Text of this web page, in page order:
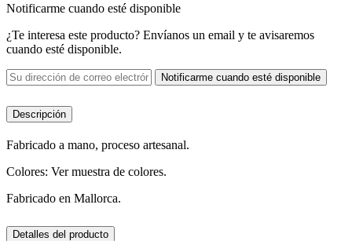
Notificarme cuando esté disponible
¿Te interesa este producto? Envíanos un email y te avisaremos
cuando esté disponible.
Notificarme cuando esté disponible
Descripción
Fabricado a mano, proceso artesanal.
Colores: Ver muestra de colores.
Fabricado en Mallorca.
Detalles del producto